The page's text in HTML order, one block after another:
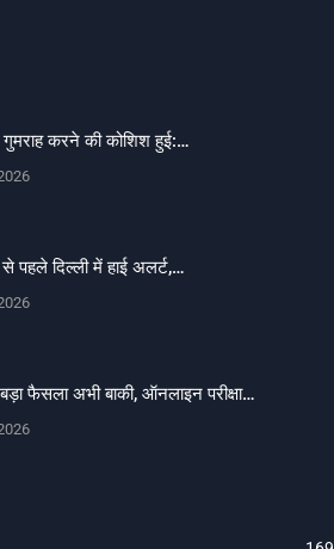
करने की कोशिश हुई:…
पहले दिल्ली में हाई अलर्ट,…
फैसला अभी बाकी, ऑनलाइन परीक्षा…